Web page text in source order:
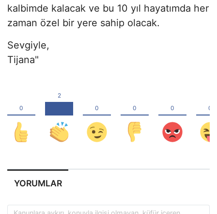
kalbimde kalacak ve bu 10 yıl hayatımda her
zaman özel bir yere sahip olacak.
Sevgiyle,
Tijana"
YORUMLAR